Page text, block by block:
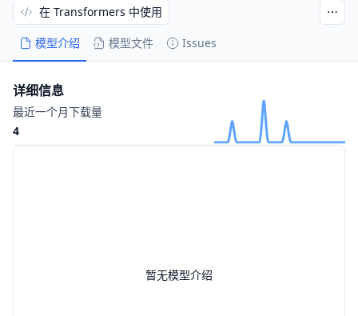
模型介绍 模型文件 Issues
在 Transformers 中使用
暂无模型介绍
详细信息
最近一个月下载量
4